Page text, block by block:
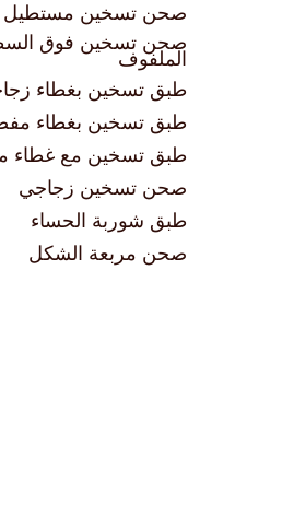
صحن تسخين مستطيل
صحن تسخين فوق
الملفوف
طبق تسخين بغطاء
طبق تسخين بغطاء
طبق تسخين مع غطاء
صحن تسخين زجاجي
طبق شوربة الحساء
صحن مربعة الشكل